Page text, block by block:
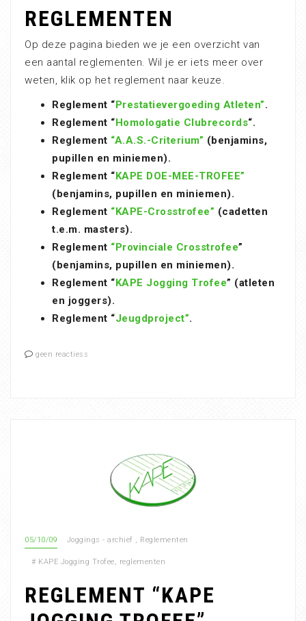
REGLEMENTEN
Op deze pagina bieden we je een overzicht van
een aantal reglementen. Wil je er iets meer over
weten, klik op het reglement naar keuze.
Reglement “Prestatievergoeding Atleten”.
Reglement “Homologatie Clubrecords“.
Reglement “A.A.S.-Criterium” (benjamins,
pupillen en miniemen).
Reglement “KAPE DOE-MEE-TROFEE”
(benjamins, pupillen en miniemen).
Reglement “KAPE-Crosstrofee” (cadetten
t.e.m. masters).
Reglement “Provinciale Crosstrofee”
(benjamins, pupillen en miniemen).
Reglement “KAPE Jogging Trofee” (atleten
en joggers).
Reglement “Jeugdproject”.
geen reactiess
05/10/09 Joggings - archief , Reglementen
# KAPE Jogging Trofee, reglementen
REGLEMENT “KAPE